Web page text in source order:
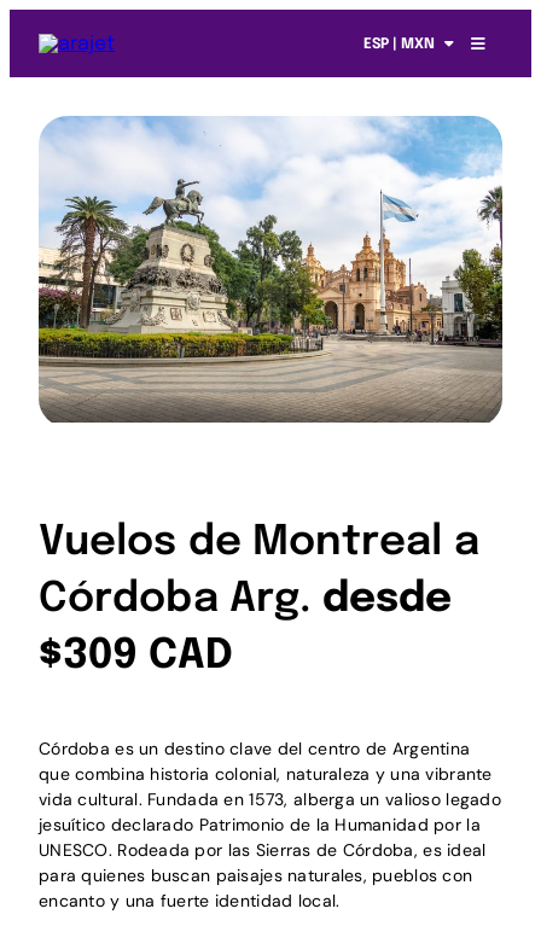
ESP | MXN
Vuelos de Montreal a
Córdoba Arg. desde
$309 CAD
Córdoba es un destino clave del centro de Argentina
que combina historia colonial, naturaleza y una vibrante
vida cultural. Fundada en 1573, alberga un valioso legado
jesuítico declarado Patrimonio de la Humanidad por la
UNESCO. Rodeada por las Sierras de Córdoba, es ideal
para quienes buscan paisajes naturales, pueblos con
encanto y una fuerte identidad local.